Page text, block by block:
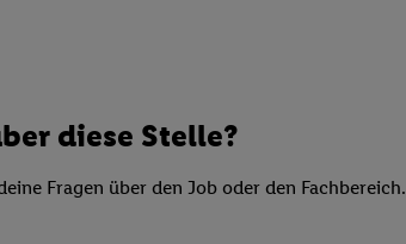
diese Stelle?
Fragen über den Job oder den Fachbereich.